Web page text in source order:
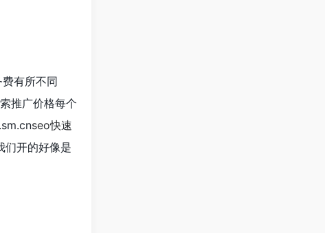
有所不同
推广价格每个
seo快速
们开的好像是